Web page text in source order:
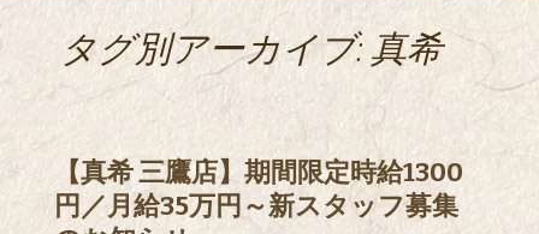
タグ別アーカイブ: 真希
【真希 三鷹店】期間限定時給1300
円／月給35万円～新スタッフ募集